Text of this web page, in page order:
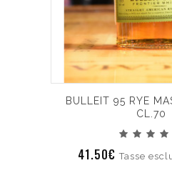
BULLEIT 95 RYE
CL.70
41.50€Tasse